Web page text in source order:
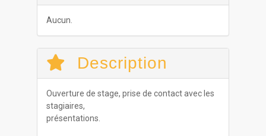
Aucun.
Description
Ouverture de stage, prise de contact avec les
stagiaires,
présentations.